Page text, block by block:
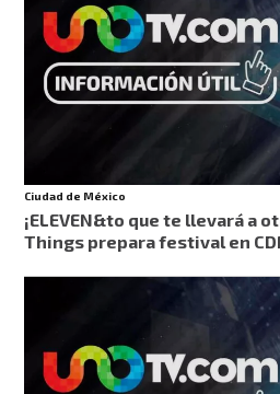
Ciudad de México
¡ELEVEN&to que te llevará a
Things prepara festival en